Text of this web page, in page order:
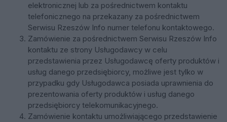
elektronicznej lub za pośrednictwem kontaktu
telefonicznego na przekazany za pośrednictwem
Serwisu Rzeszów Info numer telefonu kontaktowego.
Zamówienie za pośrednictwem Serwisu Rzeszów Info
kontaktu ze strony Usługodawcy w celu
przedstawienia przez Usługodawcę oferty produktów i
usług danego przedsiębiorcy, możliwe jest tylko w
przypadku gdy Usługodawca posiada uprawnienia do
prezentowania oferty produktów i usług danego
przedsiębiorcy telekomunikacyjnego.
Zamówienie kontaktu umożliwiającego przedstawienie